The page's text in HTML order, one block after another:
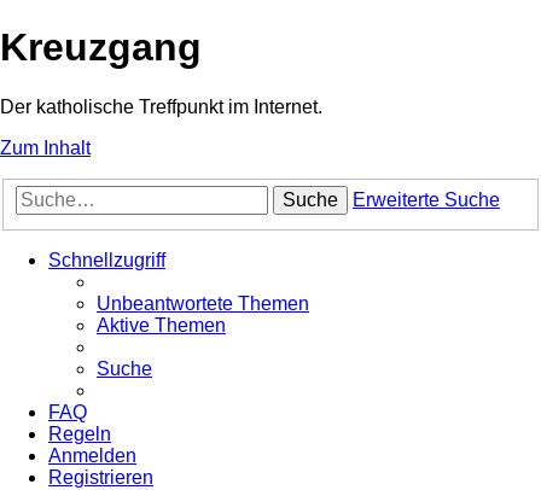
Kreuzgang
Der katholische Treffpunkt im Internet.
Zum Inhalt
Suche Erweiterte Suche
Schnellzugriff
Unbeantwortete Themen
Aktive Themen
Suche
FAQ
Regeln
Anmelden
Registrieren